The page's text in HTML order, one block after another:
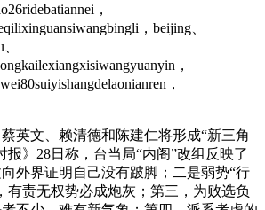
，
，beijing、
，
，
文、赖清德和陈建仁将形成“新三角
报》28日称，台当局“内阁”改组反映了
外界证明自己没有跛脚；二是弱势“行
有责无权势必成炮灰；第三，为败选负